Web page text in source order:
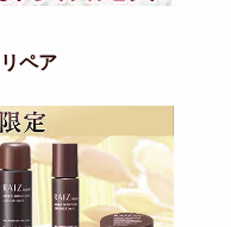
ペア